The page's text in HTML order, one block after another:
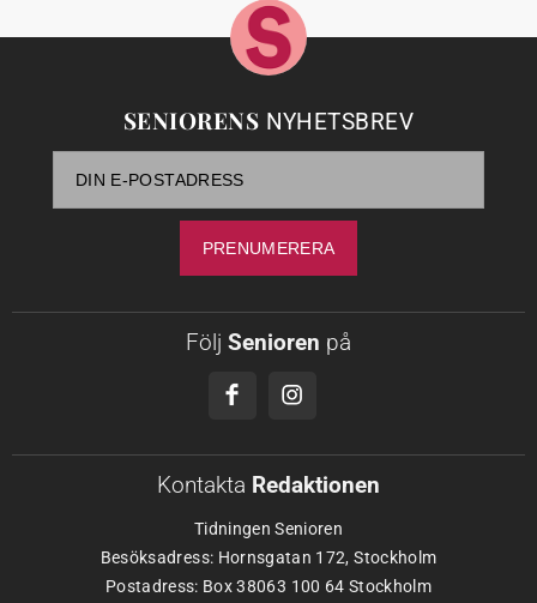
SENIORENS NYHETSBREV
Följ Senioren på
Kontakta Redaktionen
Tidningen Senioren
Besöksadress: Hornsgatan 172, Stockholm
Postadress: Box 38063 100 64 Stockholm